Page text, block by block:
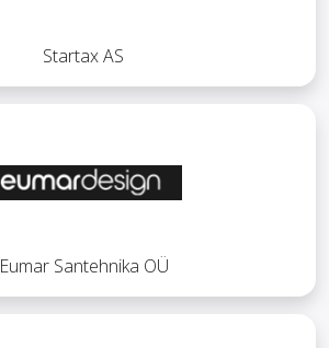
Startax AS
Eumar Santehnika OÜ